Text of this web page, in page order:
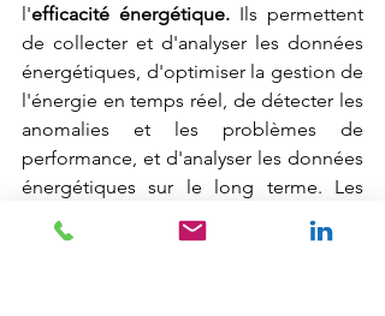
l'efficacité énergétique. Ils permettent
de collecter et d'analyser les données
énergétiques, d'optimiser la gestion de
l'énergie en temps réel, de détecter les
anomalies et les problèmes de
performance, et d'analyser les données
logiciels de supervision
peuvent aider
les entreprises et les industries à